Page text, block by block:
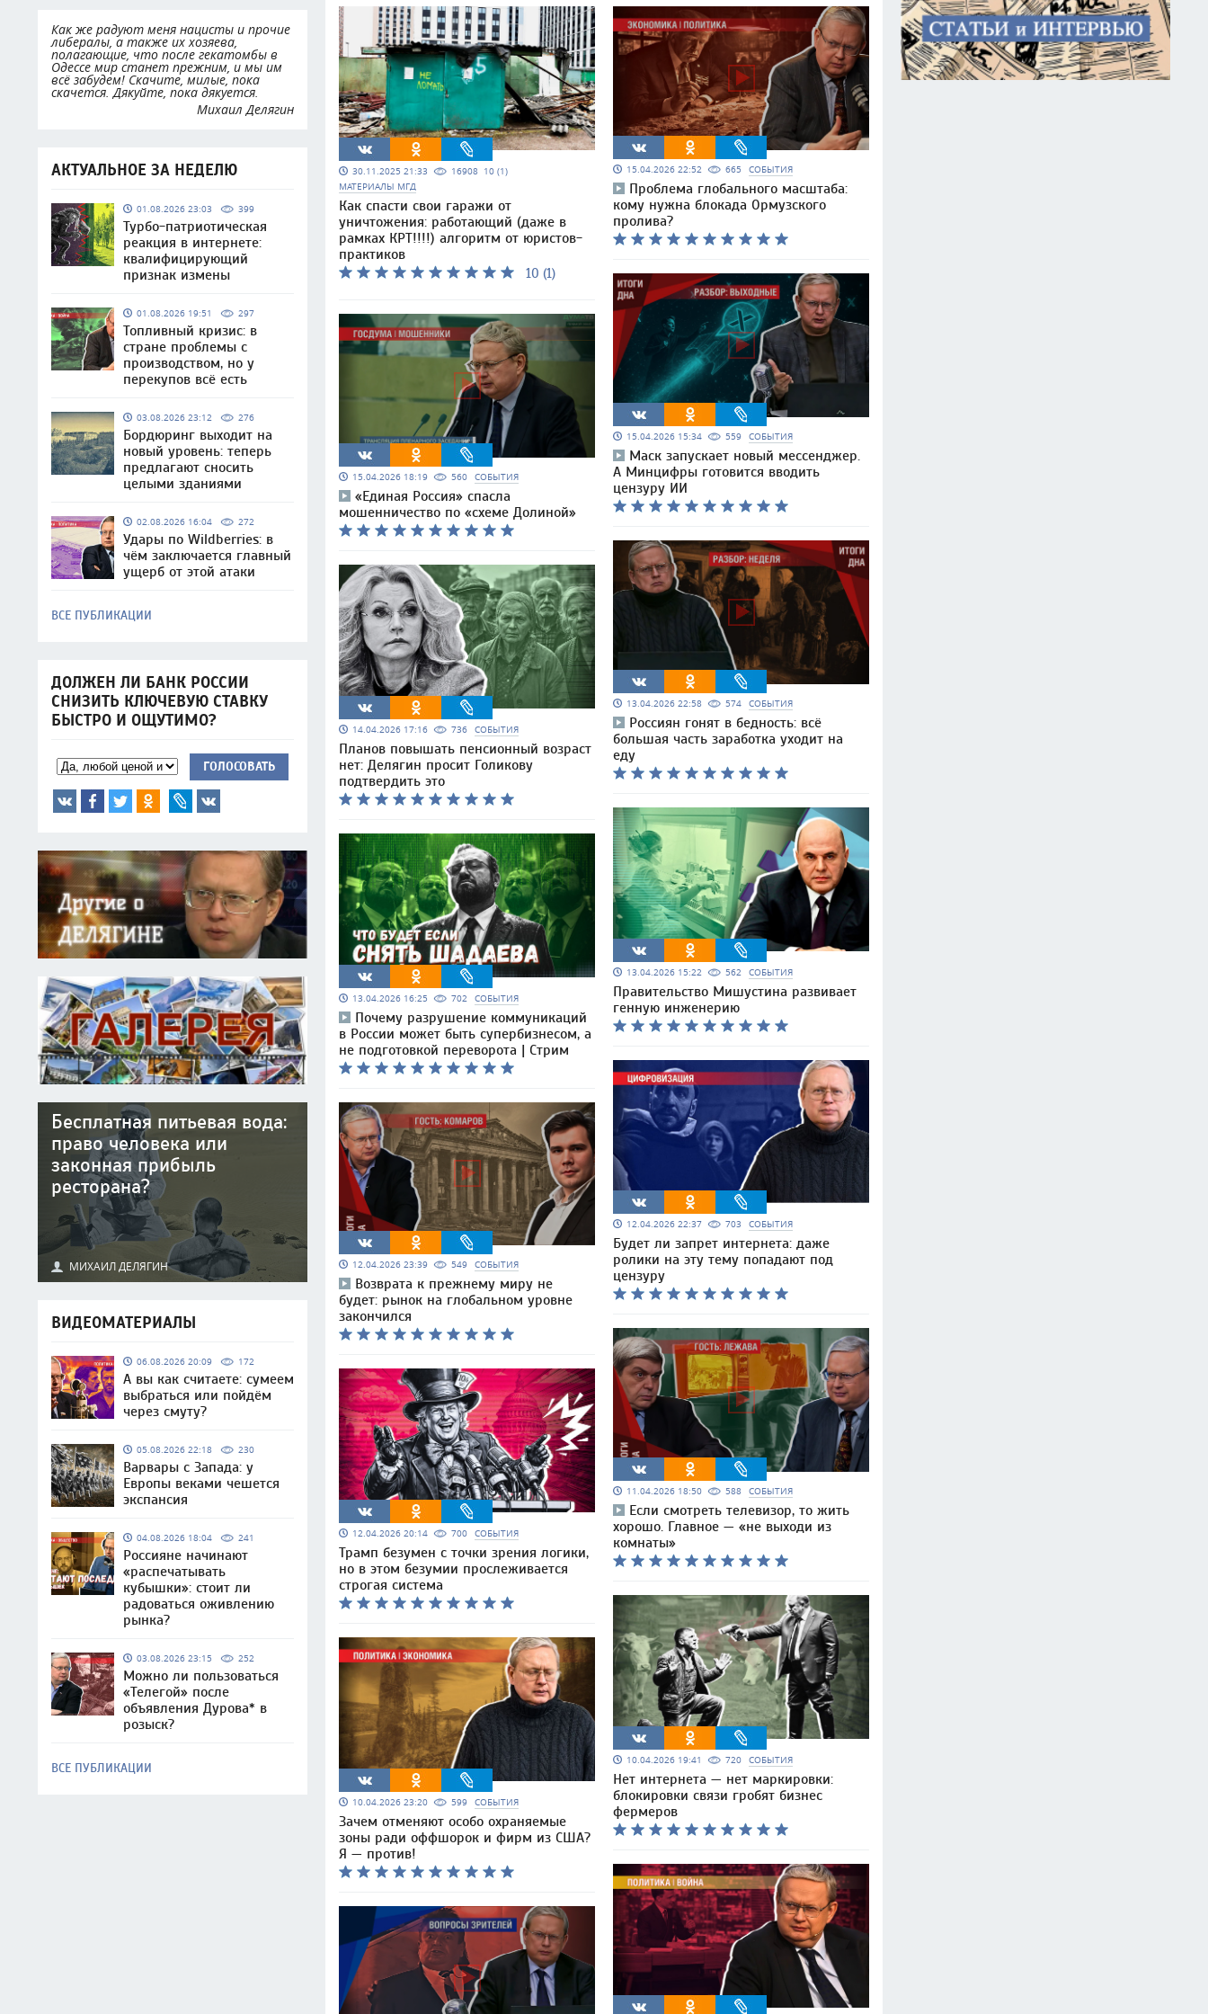
Как же радуют меня нацисты и прочие
либералы, а также их хозяева,
полагающие, что после гекатомбы в
Одессе мир станет прежним, и мы им
всё забудем! Скачите, милые, пока
скачется. Дякуйте, пока дякуется.
Михаил Делягин
АКТУАЛЬНОЕ ЗА НЕДЕЛЮ
01.08.2026 23:03 399
Турбо-патриотическая
реакция в интернете:
квалифицирующий
признак измены
01.08.2026 19:51 297
Топливный кризис: в
стране проблемы с
производством, но у
перекупов всё есть
03.08.2026 23:12 276
Бордюринг выходит на
новый уровень: теперь
предлагают сносить
целыми зданиями
02.08.2026 16:04 272
Удары по Wildberries: в
чём заключается главный
ущерб от этой атаки
ВСЕ ПУБЛИКАЦИИ
ДОЛЖЕН ЛИ БАНК РОССИИ
СНИЗИТЬ КЛЮЧЕВУЮ СТАВКУ
БЫСТРО И ОЩУТИМО?
ГОЛОСОВАТЬ
Бесплатная питьевая вода:
право человека или
законная прибыль
ресторана?
МИХАИЛ ДЕЛЯГИН
ВИДЕОМАТЕРИАЛЫ
06.08.2026 20:09 172
А вы как считаете: сумеем
выбраться или пойдём
через смуту?
05.08.2026 22:18 230
Варвары с Запада: у
Европы веками чешется
экспансия
04.08.2026 18:04 241
Россияне начинают
«распечатывать
кубышки»: стоит ли
радоваться оживлению
рынка?
03.08.2026 23:15 252
Можно ли пользоваться
«Телегой» после
объявления Дурова* в
розыск?
ВСЕ ПУБЛИКАЦИИ
30.11.2025 21:33 16908 10 (1)
МАТЕРИАЛЫ МГД
Как спасти свои гаражи от
уничтожения: работающий (даже в
рамках КРТ!!!!) алгоритм от юристов-
практиков
10 (1)
15.04.2026 18:19 560 СОБЫТИЯ
«Единая Россия» спасла
мошенничество по «схеме Долиной»
14.04.2026 17:16 736 СОБЫТИЯ
Планов повышать пенсионный возраст
нет: Делягин просит Голикову
подтвердить это
13.04.2026 16:25 702 СОБЫТИЯ
Почему разрушение коммуникаций
в России может быть супербизнесом, а
не подготовкой переворота | Стрим
12.04.2026 23:39 549 СОБЫТИЯ
Возврата к прежнему миру не
будет: рынок на глобальном уровне
закончился
12.04.2026 20:14 700 СОБЫТИЯ
Трамп безумен с точки зрения логики,
но в этом безумии прослеживается
строгая система
10.04.2026 23:20 599 СОБЫТИЯ
Зачем отменяют особо охраняемые
зоны ради оффшорок и фирм из США?
Я — против!
15.04.2026 22:52 665 СОБЫТИЯ
Проблема глобального масштаба:
кому нужна блокада Ормузского
пролива?
15.04.2026 15:34 559 СОБЫТИЯ
Маск запускает новый мессенджер.
А Минцифры готовится вводить
цензуру ИИ
13.04.2026 22:58 574 СОБЫТИЯ
Россиян гонят в бедность: всё
большая часть заработка уходит на
еду
13.04.2026 15:22 562 СОБЫТИЯ
Правительство Мишустина развивает
генную инженерию
12.04.2026 22:37 703 СОБЫТИЯ
Будет ли запрет интернета: даже
ролики на эту тему попадают под
цензуру
11.04.2026 18:50 588 СОБЫТИЯ
Если смотреть телевизор, то жить
хорошо. Главное — «не выходи из
комнаты»
10.04.2026 19:41 720 СОБЫТИЯ
Нет интернета — нет маркировки:
блокировки связи гробят бизнес
фермеров